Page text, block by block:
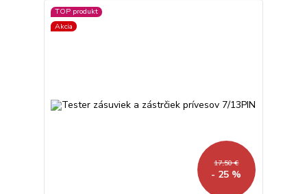
TOP produkt
Akcia
17,50 €
- 25 %